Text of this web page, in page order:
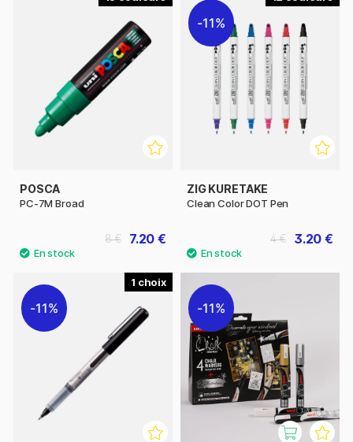
POSCA
PC-7M Broad
7.20 €
8 €
11%
ZIG KURETAKE
Clean Color DOT Pen
3.20 €
4 €
1
11% 11%